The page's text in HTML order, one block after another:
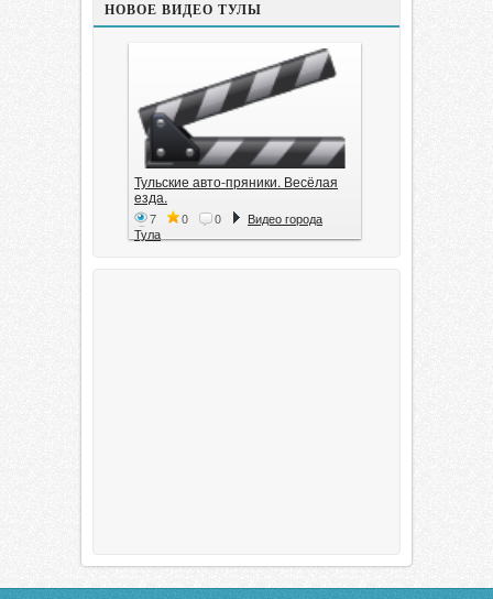
НОВОЕ ВИДЕО ТУЛЫ
Тульские авто-пряники. Весёлая
езда.
7 0 0
Видео города
Тула
00:20:11